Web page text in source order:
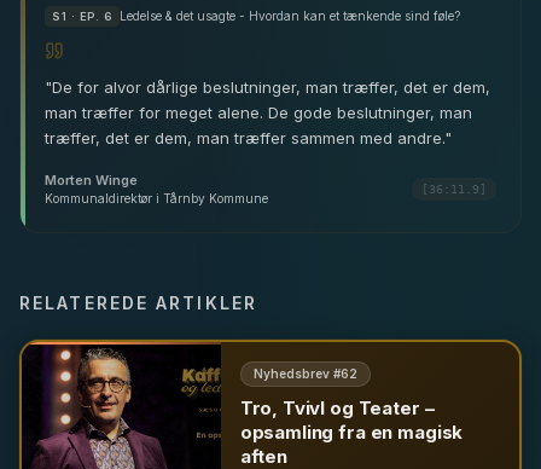
S1 · EP. 6 Ledelse & det usagte - Hvordan kan et tænkende sind føle?
"De for alvor dårlige beslutninger, man træffer, det er dem,
man træffer for meget alene. De gode beslutninger, man
træffer, det er dem, man træffer sammen med andre."
Morten Winge
Kommunaldirektør i Tårnby Kommune
[36:11.9]
RELATEREDE ARTIKLER
Nyhedsbrev #62
Tro, Tvivl og Teater –
opsamling fra en magisk
aften